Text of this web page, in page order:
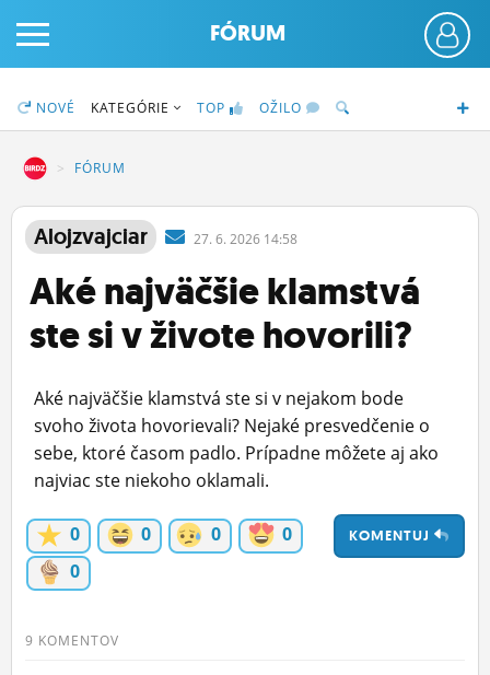
PRIHLÁS SA
ČINŽIAK
FÓRUM
BLOGY
OBRÁZKY
ĽUDIA
MÔJ PROFIL
ROLETA
FÓRUM
NOVÉ KATEGÓRIE TOP OŽILO
FÓRUM
Alojzvajciar 27. 6. 2026 14:58
Aké najväčšie klamstvá
ste si v živote hovorili?
Aké najväčšie klamstvá ste si v nejakom bode
svoho života hovorievali? Nejaké presvedčenie o
sebe, ktoré časom padlo. Prípadne môžete aj ako
najviac ste niekoho oklamali.
KOMENTUJ
0 0 0
0
0
9 KOMENTOV